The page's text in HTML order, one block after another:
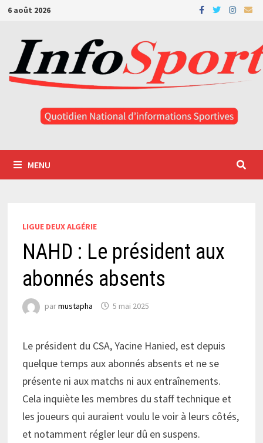
Passer
contenu
6 août 2026
MENU
LIGUE DEUX ALGÉRIE
NAHD : Le président aux
abonnés absents
parmustapha 5 mai 2025
Le président du CSA, Yacine Hanied, est depuis
quelque temps aux abonnés absents et ne se
présente ni aux matchs ni aux entraînements.
Cela inquiète les membres du staff technique et
les joueurs qui auraient voulu le voir à leurs côtés,
et notamment régler leur dû en suspens.